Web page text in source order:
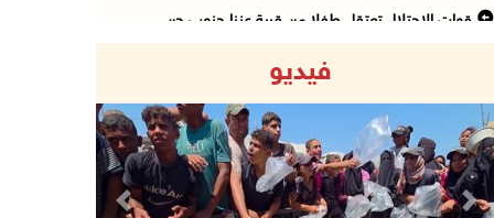
قوات الاحتلال تعتقل طفلا من قرية عنزا جنوب جن ...
07/آب/2026 10:15 م
الاحتلال يعيق تنقل المواطنين ويقتحم بلدات شرق ...
07/آب/2026 08:52 م
فيديو
Previous Next